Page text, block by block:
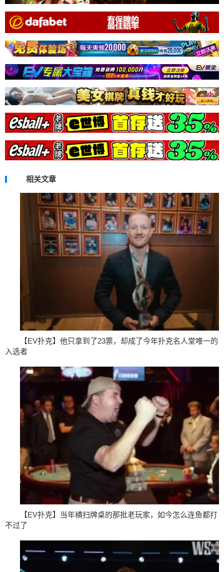
相关文章
【EV扑克】他只拿到了23票，却成了今年扑克名人堂唯一的
入选者
【EV扑克】当年横扫牌桌的那批老玩家，如今怎么连鱼都打
不过了